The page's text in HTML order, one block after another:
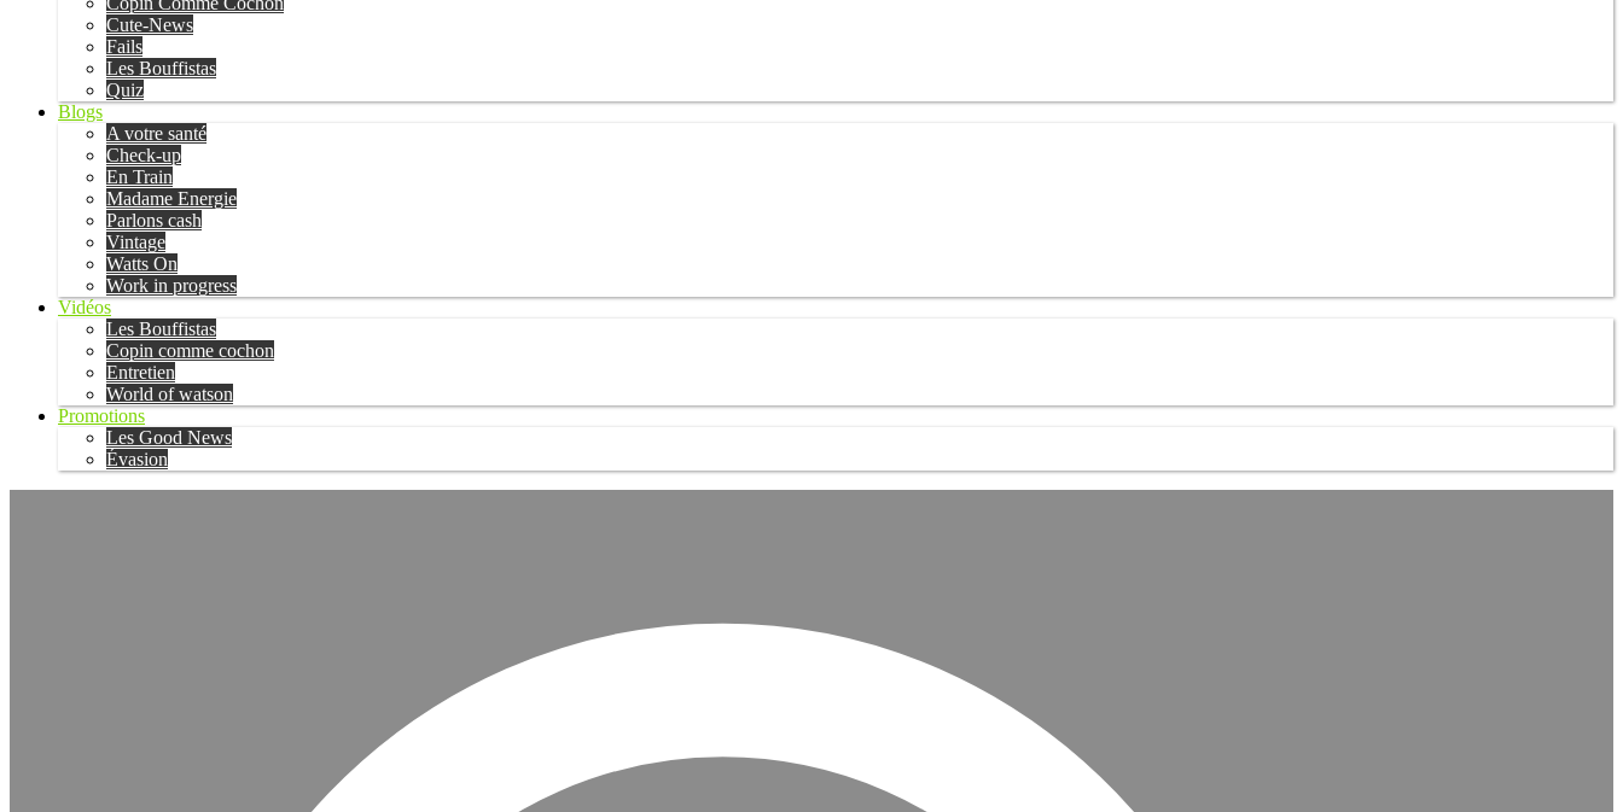
Cute-News
Fails
Les Bouffistas
Quiz
Blogs
A votre santé
Check-up
En Train
Madame Energie
Parlons cash
Vintage
Watts On
Work in progress
Vidéos
Les Bouffistas
Copin comme cochon
Entretien
World of watson
Promotions
Les Good News
Évasion